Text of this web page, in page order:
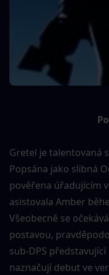
Gretel je talentovaná
Popsána jako slibná
pověřena úřadujícím
asistovala Amber
Všeobecně se
postavou,
sub-DPS
naznačují debut ve